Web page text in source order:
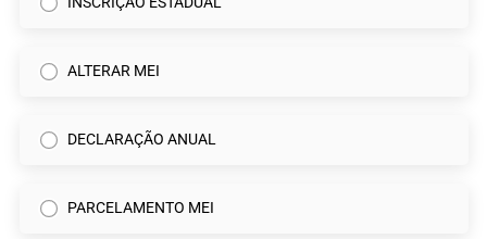
ALTERAR MEI
DECLARAÇÃO ANUAL
PARCELAMENTO MEI